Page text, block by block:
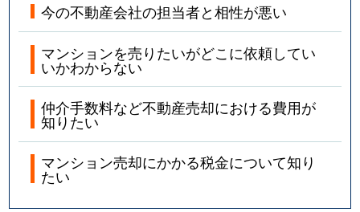
今の不動産会社の担当者と相性が悪い
マンションを売りたいがどこに依頼してい
いかわからない
仲介手数料など不動産売却における費用が
知りたい
マンション売却にかかる税金について知り
たい